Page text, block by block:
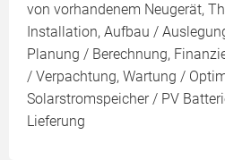
von vorhandenem Neugerät,
Installation, Aufbau /
Planung / Berechnung,
/ Verpachtung, Wartung /
Solarstromspeicher / PV
Lieferung